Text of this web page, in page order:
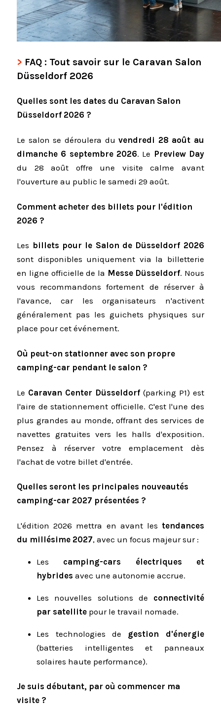
FAQ : Tout savoir sur le Caravan Salon
Düsseldorf 2026
Quelles sont les dates du Caravan Salon
Düsseldorf 2026 ?
Le salon se déroulera duvendredi 28 août au
dimanche 6 septembre 2026. Le Preview Day
du 28 août offre une visite calme avant
l'ouverture au public le samedi 29 août.
Comment acheter des billets pour l'édition
2026 ?
Les billets pour le Salon de Düsseldorf 2026
sont disponibles uniquement via la billetterie
en ligne officielle de la Messe Düsseldorf. Nous
vous recommandons fortement de réserver à
l'avance, car les organisateurs n'activent
généralement pas les guichets physiques sur
place pour cet événement.
Où peut-on stationner avec son propre
camping-car pendant le salon ?
Le Caravan Center Düsseldorf(parking P1) est
l'aire de stationnement officielle. C'est l'une des
plus grandes au monde, offrant des services de
navettes gratuites vers les halls d'exposition.
Pensez à réserver votre emplacement dès
l'achat de votre billet d'entrée.
Quelles seront les principales nouveautés
camping-car 2027 présentées ?
L'édition 2026 mettra en avant les tendances
du millésime 2027, avec un focus majeur sur :
Les camping-cars électriques et
hybrides avec une autonomie accrue.
Les nouvelles solutions de connectivité
par satellite pour le travail nomade.
Les technologies de gestion d'énergie
(batteries intelligentes et panneaux
solaires haute performance).
Je suis débutant, par où commencer ma
visite ?